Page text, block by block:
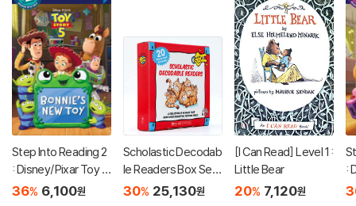
Step Into Reading 2
: Disney/Pixar Toy S
tory 5 : Bonnie's Ne
36% 6,100원
Scholastic Decodab
le Readers Box Set
Level A (StoryPlus
30% 25,130원
[I Can Read] Level 1 :
Little Bear
20% 7,120원
: